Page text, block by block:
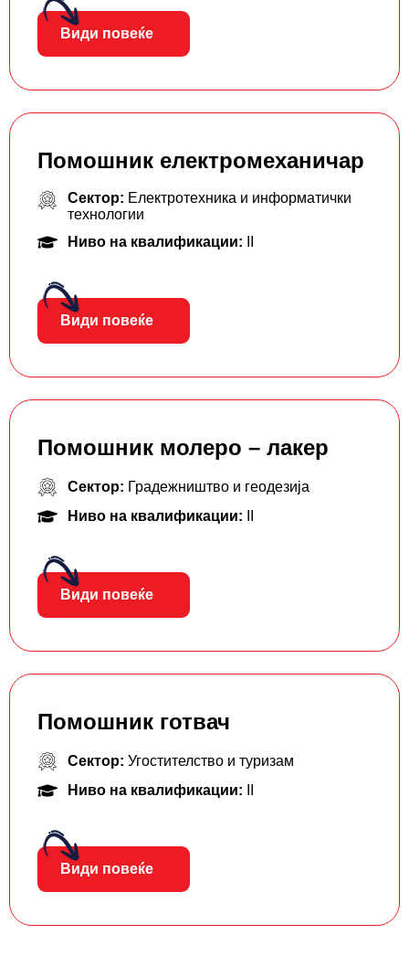
Види повеќе
Помошник електромеханичар
Сектор: Електротехника и информатички
технологии
Ниво на квалификации:
Види повеќе
Помошник молеро – лакер
Сектор: Градежништво и геодезија
Ниво на квалификации:
Види повеќе
Помошник готвач
Сектор: Угостителство и туризам
Ниво на квалификации:
Види повеќе